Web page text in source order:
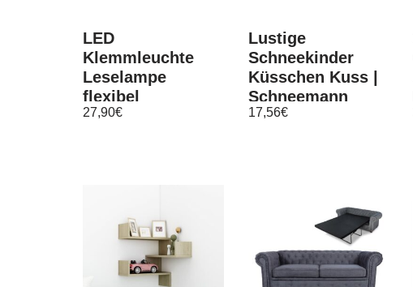
LED
Klemmleuchte
Leselampe
flexibel
Tischlampe
27,90€
Lustige
Schneekinder
Küsschen Kuss |
Schneemann
Schneemänner
17,56€